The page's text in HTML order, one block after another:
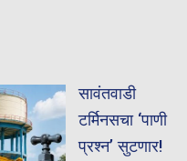
सावंतवाडी
टर्मिनसचा ‘पाणी
प्रश्न’ सुटणार!